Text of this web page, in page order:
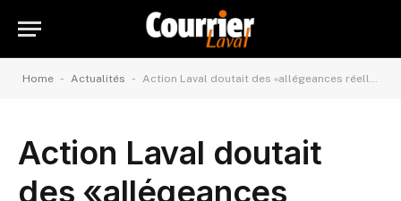
Home - Actualités - Action Laval doutait des «allégeances réelles» de Paolo Galati
Action Laval doutait
des «allégeances